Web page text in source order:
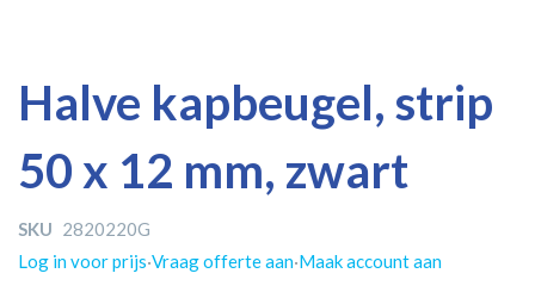
Halve kapbeugel, strip
50 x 12 mm, zwart
SKU 2820220G
Log in voor prijs·Vraag offerte aan·Maak account aan
naar
einde
van
afbeeldingen-
gallerij
naar
begin
van
afbeeldingen-
gallerij